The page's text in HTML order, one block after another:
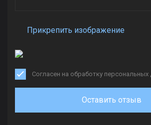
Прикрепить изображение
Согласен на обработку персональных
Оставить отзыв